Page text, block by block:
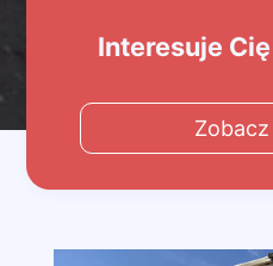
Interesuje